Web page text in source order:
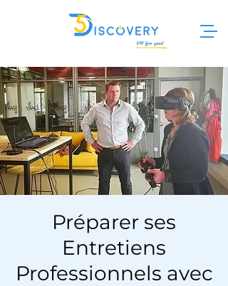
Préparer ses
Entretiens
Professionnels avec